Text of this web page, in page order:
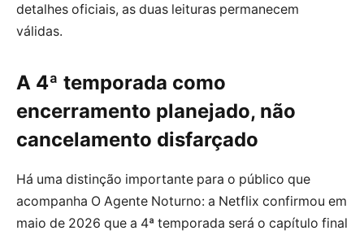
detalhes oficiais, as duas leituras permanecem
válidas.
A 4ª temporada como
encerramento planejado, não
cancelamento disfarçado
Há uma distinção importante para o público que
acompanha O Agente Noturno: a Netflix confirmou em
maio de 2026 que a 4ª temporada será o capítulo final